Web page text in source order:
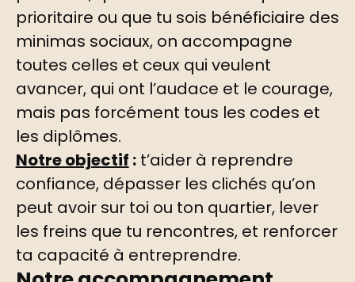
prioritaire ou que tu sois bénéficiaire des
minimas sociaux, on accompagne
toutes celles et ceux qui veulent
avancer, qui ont l’audace et le courage,
mais pas forcément tous les codes et
les diplômes.
Notre objectif :t’aider à reprendre
confiance, dépasser les clichés qu’on
peut avoir sur toi ou ton quartier, lever
les freins que tu rencontres, et renforcer
ta capacité à entreprendre.